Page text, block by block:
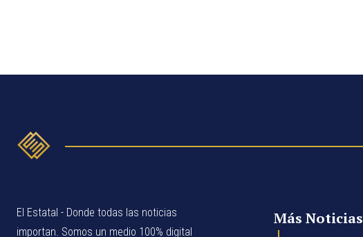
El Estatal - Donde todas las noticias
importan. Somos un medio 100% digital
Más Noticias